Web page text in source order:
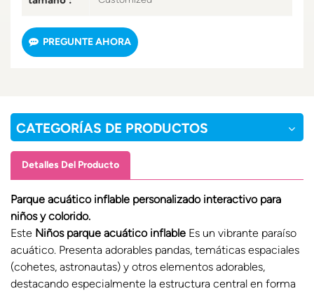
PREGUNTE AHORA
CATEGORÍAS DE PRODUCTOS
Detalles Del Producto
Parque acuático inflable personalizado interactivo para
niños y colorido.
Este Niños parque acuático inflable Es un vibrante paraíso
acuático. Presenta adorables pandas, temáticas espaciales
(cohetes, astronautas) y otros elementos adorables,
destacando especialmente la estructura central en forma